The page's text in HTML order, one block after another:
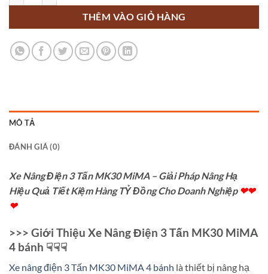
THÊM VÀO GIỎ HÀNG
MÔ TẢ
ĐÁNH GIÁ (0)
Xe Nâng Điện 3 Tấn MK30 MiMA – Giải Pháp Nâng Hạ
Hiệu Quả Tiết Kiệm Hàng TỶ Đồng Cho Doanh Nghiệp ❤❤
❤
>>> Giới Thiệu Xe Nâng Điện 3 Tấn MK30 MiMA
4 bánh ☟☟☟
Xe nâng điện 3 Tấn MK30 MiMA 4 bánh là thiết bị nâng hạ